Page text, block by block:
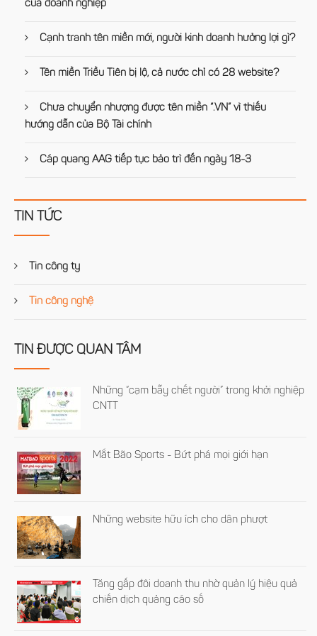
của doanh nghiệp
Cạnh tranh tên miền mới, người kinh doanh hưởng lợi gì?
Tên miền Triều Tiên bị lộ, cả nước chỉ có 28 website?
Chưa chuyển nhượng được tên miền “.VN” vì thiếu
hướng dẫn của Bộ Tài chính
Cáp quang AAG tiếp tục bảo trì đến ngày 18-3
TIN TỨC
Tin công ty
Tin công nghệ
TIN ĐƯỢC QUAN TÂM
Những “cạm bẫy chết người” trong khởi nghiệp
CNTT
Mắt Bão Sports - Bứt phá mọi giới hạn
Những website hữu ích cho dân phượt
Tăng gấp đôi doanh thu nhờ quản lý hiệu quả
chiến dịch quảng cáo số